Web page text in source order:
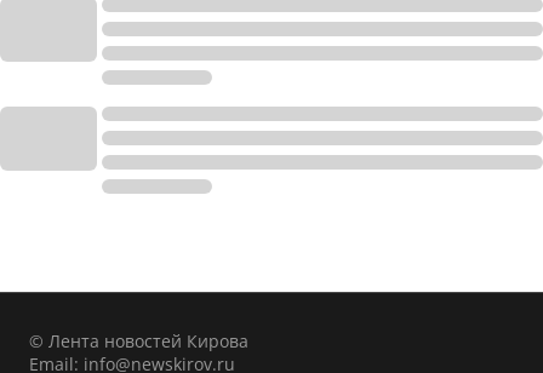
© Лента новостей Кирова
Email: info@newskirov.ru